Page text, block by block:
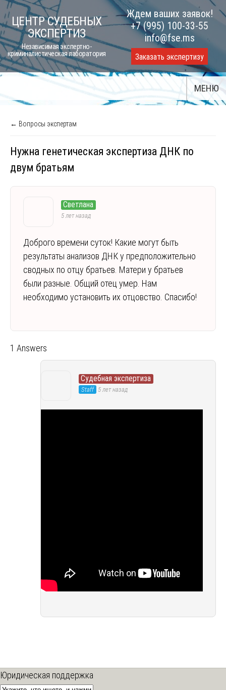
Skip
to
content
ЦЕНТР СУДЕБНЫХ
ЭКСПЕРТИЗ
Независимая экспертно-
криминалистическая лаборатория
Ждем ваших заявок!
+7 (995) 100-33-55
info@fse.ms
Заказать экспертизу
МЕНЮ
← Вопросы экспертам
Нужна генетическая экспертиза ДНК по
двум братьям
Светлана
5 лет назад
Доброго времени суток! Какие могут быть
результаты анализов ДНК у предположительно
сводных по отцу братьев. Матери у братьев
были разные. Общий отец умер. Нам
необходимо установить их отцовство. Спасибо!
1 Answers
Судебная экспертиза
Staff 5 лет назад
Юридическая поддержка